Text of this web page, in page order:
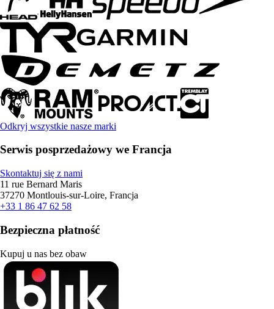
Odkryj wszystkie nasze marki
Serwis posprzedażowy we Francja
Skontaktuj się z nami
11 rue Bernard Maris
37270 Montlouis-sur-Loire, Francja
+33 1 86 47 62 58
Bezpieczna płatność
Kupuj u nas bez obaw